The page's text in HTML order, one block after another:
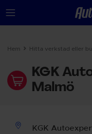
Hem Hitta verkstad eller
KGK
Malmö
KGK